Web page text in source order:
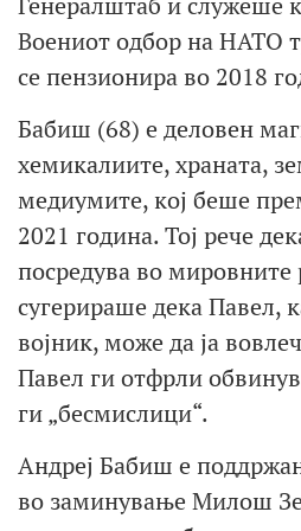
Воениот одбор на НАТО
се пензионира во 2018
Бабиш (68) е деловен
хемикалиите, храната,
медиумите, кој беше
2021 година. Тој рече
посредува во мировните
сугерираше дека Павел,
војник, може да ја
Павел ги отфрли
ги „бесмислици“.
Андреј Бабиш е
во заминување Милош